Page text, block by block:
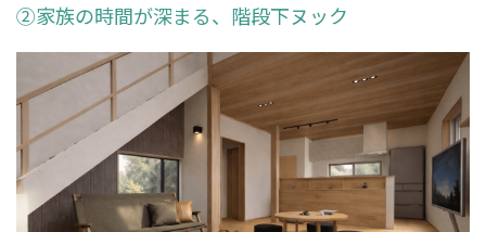
②家族の時間が深まる、階段下ヌック